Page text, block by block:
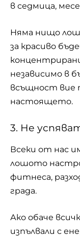
в седмица,
Няма нищо
за красиво
независимо в
всъщност вие
настоящето.
3. Не
Всеки от нас
лошото
фитнеса,
града.
Ако обаче
изпълвали с